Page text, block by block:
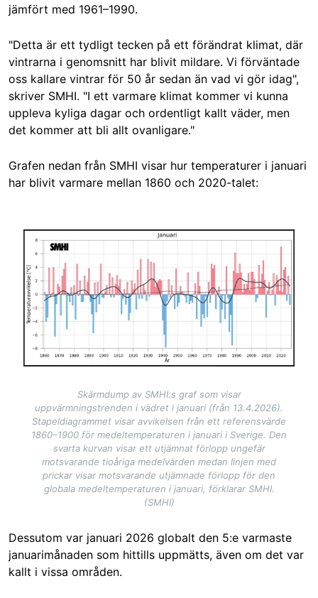
jämfört med 1961–1990.
"Detta är ett tydligt tecken på ett förändrat klimat, där
vintrarna i genomsnitt har blivit mildare. Vi förväntade
oss kallare vintrar för 50 år sedan än vad vi gör idag",
skriver SMHI. "I ett varmare klimat kommer vi kunna
uppleva kyliga dagar och ordentligt kallt väder, men
det kommer att bli allt ovanligare."
Grafen nedan från SMHI visar hur temperaturer i januari
har blivit varmare mellan 1860 och 2020-talet:
Image
Skärmdump av SMHI:s graf som visar
uppvärmningstrenden i vädret i januari (från 13.4.2026).
Stapeldiagrammet visar avvikelsen från ett referensvärde
1860–1900 för medeltemperaturen i januari i Sverige. Den
svarta kurvan visar ett utjämnat förlopp ungefär
motsvarande tioåriga medelvärden medan linjen med
prickar visar motsvarande utjämnade förlopp för den
globala medeltemperaturen i januari, förklarar SMHI.
(SMHI)
Dessutom var januari 2026 globalt den 5:e varmaste
januarimånaden som hittills uppmätts, även om det var
kallt i vissa områden.